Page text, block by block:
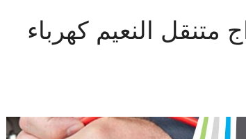
69622745 كراج متنقل النعيم كهرباء